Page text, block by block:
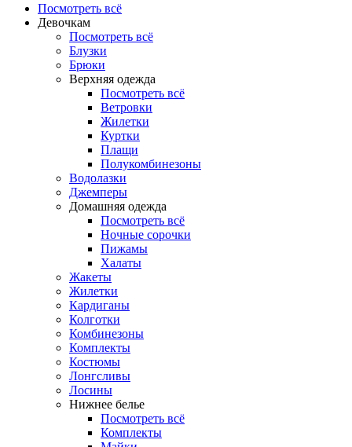
Посмотреть всё
Девочкам
Посмотреть всё
Блузки
Брюки
Верхняя одежда
Посмотреть всё
Ветровки
Жилетки
Куртки
Плащи
Полукомбинезоны
Водолазки
Джемперы
Домашняя одежда
Посмотреть всё
Ночные сорочки
Пижамы
Халаты
Жакеты
Жилетки
Кардиганы
Колготки
Комбинезоны
Комплекты
Костюмы
Лонгсливы
Лосины
Нижнее белье
Посмотреть всё
Комплекты